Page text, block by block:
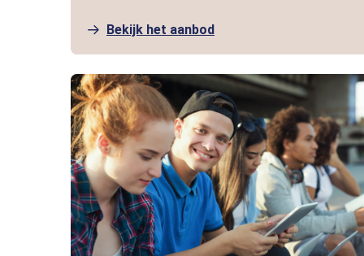
Bekijk het aanbod